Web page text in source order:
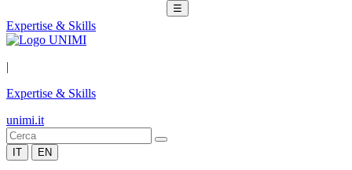
☰
Expertise & Skills
|
Expertise & Skills
unimi.it
IT EN